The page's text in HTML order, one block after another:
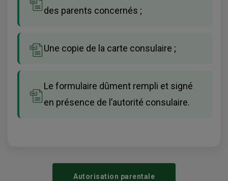
des parents concernés ;
Une copie de la carte consulaire ;
Le formulaire dûment rempli et signé
en présence de l’autorité consulaire.
Autorisation parentale